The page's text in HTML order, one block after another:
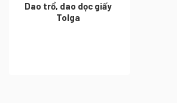
Dao trổ, dao dọc giấy
Tolga